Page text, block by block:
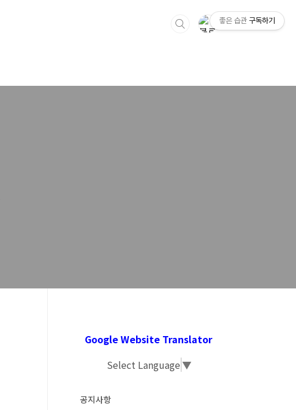
Google Website Translator
Select Language▼
공지사항
좋은 습관 구독하기